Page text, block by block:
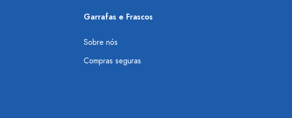
Garrafas e Frascos
Sobre nós
Compras seguras